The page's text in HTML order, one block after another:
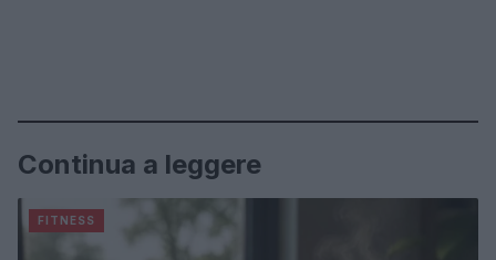
Continua a leggere
FITNESS